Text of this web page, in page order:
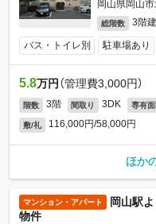
岡山県岡山
総階数 3階建
バス・トイレ別 駐車場あり
5.8万円 （管理費3,000円）
階数 3階 間取り 3DK 専有
敷/礼 116,000円/58,000円
ほか
マンション・アパート
岡山駅
物件